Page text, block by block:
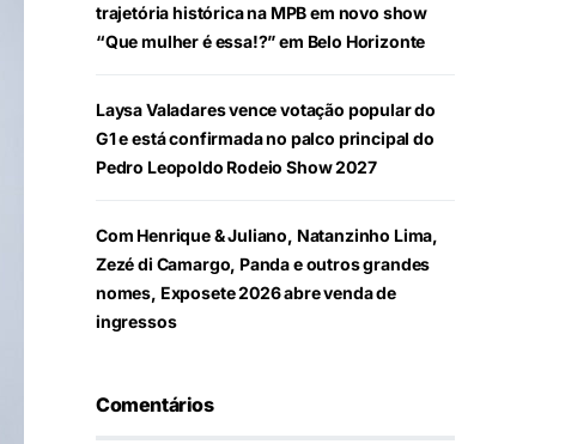
trajetória histórica na MPB em novo show
“Que mulher é essa!?” em Belo Horizonte
Laysa Valadares vence votação popular do
G1 e está confirmada no palco principal do
Pedro Leopoldo Rodeio Show 2027
Com Henrique & Juliano, Natanzinho Lima,
Zezé di Camargo, Panda e outros grandes
nomes, Exposete 2026 abre venda de
ingressos
Comentários